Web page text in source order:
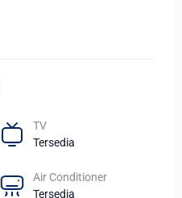
TV​
Tersedia
Air Conditioner
Tersedia